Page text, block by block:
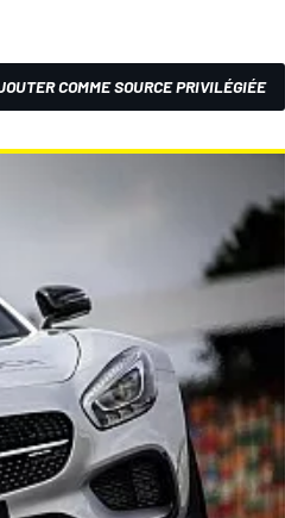
COMME SOURCE PRIVILÉGIÉE